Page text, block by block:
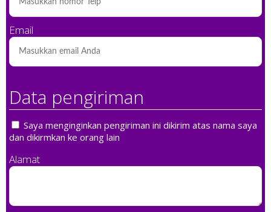
Email
Data pengiriman
Saya menginginkan pengiriman ini dikirim atas nama saya
dan dikirmkan ke orang lain
Alamat